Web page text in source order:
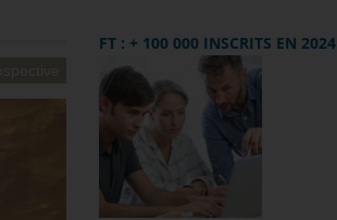
FT : + 100 000 INSCRITS EN 2024